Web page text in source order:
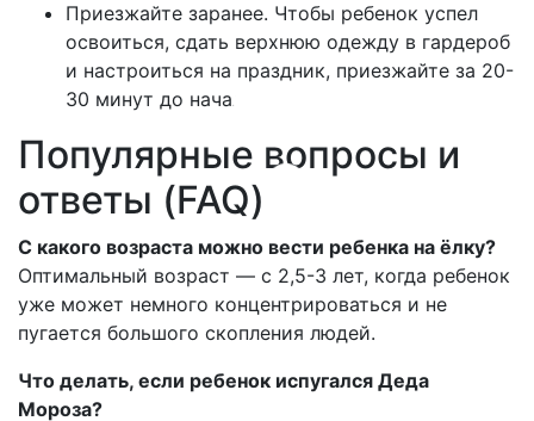
Приезжайте заранее. Чтобы ребенок успел
освоиться, сдать верхнюю одежду в гардероб
и настроиться на праздник, приезжайте за 20-
30 минут до начала.
Популярные вопросы и
ответы (FAQ)
С какого возраста можно вести ребенка на ёлку?
Оптимальный возраст — с 2,5-3 лет, когда ребенок
уже может немного концентрироваться и не
пугается большого скопления людей.
Что делать, если ребенок испугался Деда
Мороза?